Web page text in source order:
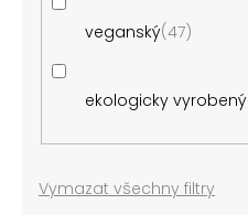
veganský 47
ekologicky vyrobený
Vymazat všechny filtry